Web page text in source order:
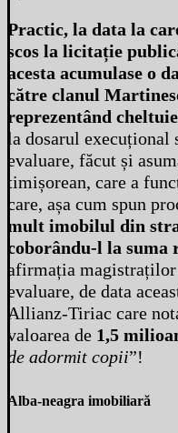
Practic, la data la
scos la licitație
acesta acumulase o
către clanul
reprezentând
la dosarul
evaluare, făcut și
timișorean, care a
care, așa cum spun
mult imobilul din
coborându-l la suma
afirmația magistraților
evaluare, de data
Allianz-Tiriac care
valoarea de 1,5
de adormit copii”!
Alba-neagra imobiliară